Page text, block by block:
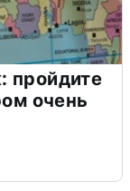
пройдите
очень